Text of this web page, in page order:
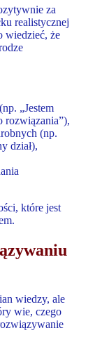
za
realistycznej
wiedzieć, że
(np. „Jestem
rozwiązania”),
(np.
dział),
które jest
wiedzy, ale
wie, czego